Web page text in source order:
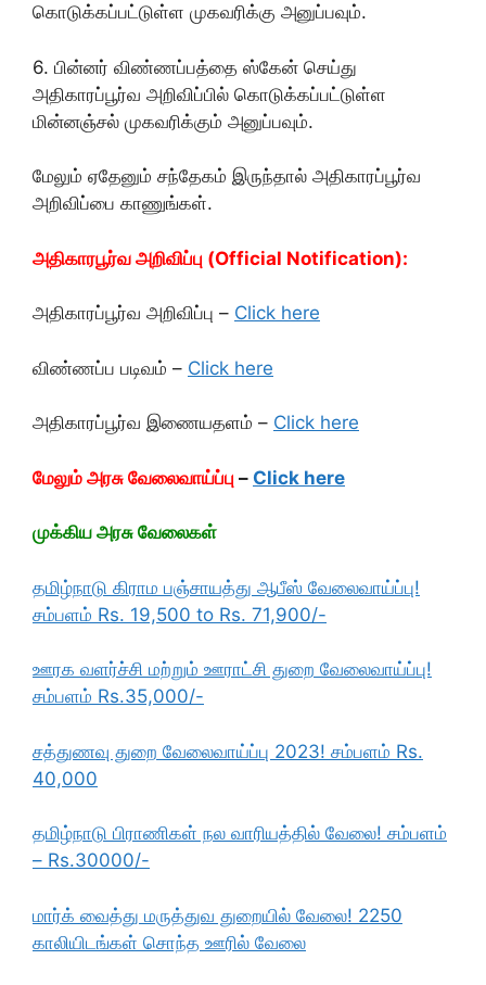
கொடுக்கப்பட்டுள்ள முகவரிக்கு அனுப்பவும்.
6. பின்னர் விண்ணப்பத்தை ஸ்கேன் செய்து
அதிகாரப்பூர்வ அறிவிப்பில் கொடுக்கப்பட்டுள்ள
மின்னஞ்சல் முகவரிக்கும் அனுப்பவும்.
மேலும் ஏதேனும் சந்தேகம் இருந்தால் அதிகாரப்பூர்வ
அறிவிப்பை காணுங்கள்.
அதிகாரபூர்வ அறிவிப்பு (Official Notification):
அதிகாரப்பூர்வ அறிவிப்பு – Click here
விண்ணப்ப படிவம் – Click here
அதிகாரப்பூர்வ இணையதளம் – Click here
மேலும் அரசு வேலைவாய்ப்பு – Click here
முக்கிய அரசு வேலைகள்
தமிழ்நாடு கிராம பஞ்சாயத்து ஆபீஸ் வேலைவாய்ப்பு!
சம்பளம் Rs. 19,500 to Rs. 71,900/-
ஊரக வளர்ச்சி மற்றும் ஊராட்சி துறை வேலைவாய்ப்பு!
சம்பளம் Rs.35,000/-
சத்துணவு துறை வேலைவாய்ப்பு 2023! சம்பளம் Rs.
40,000
தமிழ்நாடு பிராணிகள் நல வாரியத்தில் வேலை! சம்பளம்
– Rs.30000/-
மார்க் வைத்து மருத்துவ துறையில் வேலை! 2250
காலியிடங்கள் சொந்த ஊரில் வேலை